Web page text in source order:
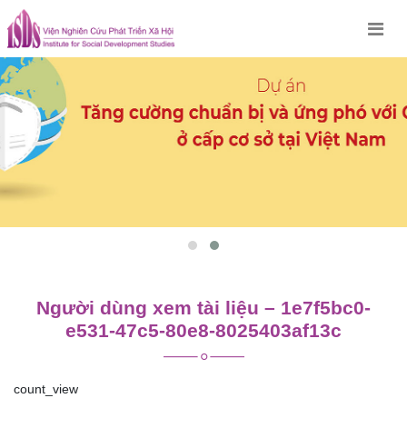
Skip
to
content
Người dùng xem tài liệu – 1e7f5bc0-
e531-47c5-80e8-8025403af13c
count_view